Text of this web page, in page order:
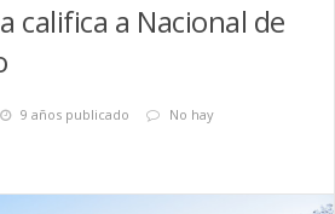
califica a Nacional de
9 años publicado
No hay